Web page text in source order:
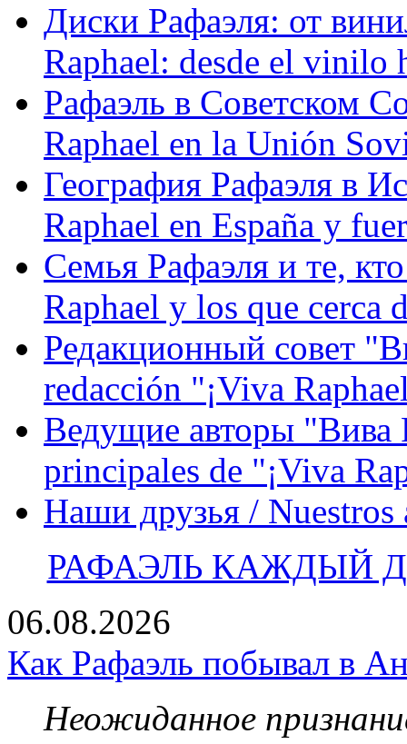
Диски Рафаэля: от
Raphael: desde el vinilo
Рафаэль в Советском
Raphael en la Unión
География Рафаэля в
Raphael en España y
Семья Рафаэля и те,
Raphael y los que cerca
Редакционный совет
redacción "¡Viva
Ведущие авторы "Вива
principales de "¡Viva
Наши друзья / Nuestros
РАФАЭЛЬ КАЖДЫЙ
06.08.2026
Как Рафаэль побывал в
Неожиданное